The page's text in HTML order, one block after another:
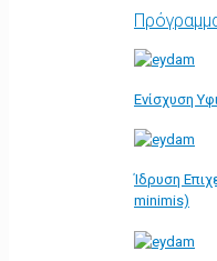
Ενίσχυση
Ίδρυση
minimis)